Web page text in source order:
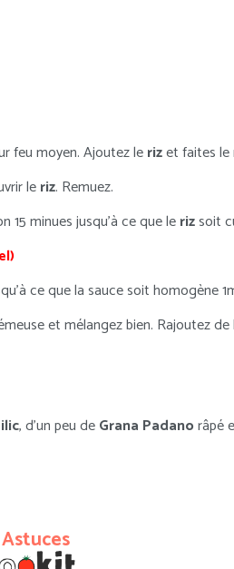
feu moyen. Ajoutez lerizet faites le
leriz. Remuez.
minues jusqu’à ce que lerizsoit
ce que la sauce soit homogène
et mélangez bien. Rajoutez de
, d’un peu deGrana Padanorâpé